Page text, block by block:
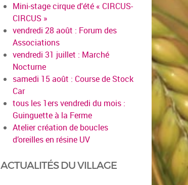
Mini-stage cirque d'été « CIRCUS-
CIRCUS »
vendredi 28 août : Forum des
Associations
vendredi 31 juillet : Marché
Nocturne
samedi 15 août : Course de Stock
Car
tous les 1ers vendredi du mois :
Guinguette à la Ferme
Atelier création de boucles
d’oreilles en résine UV
ACTUALITÉS DU VILLAGE